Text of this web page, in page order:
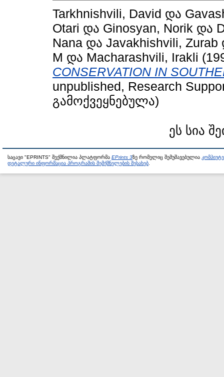
Tarkhnishvili, David და
Otari და Ginosyan, Norik და
Nana და Javakhishvili, Zurab
M და Macharashvili, Irakli
CONSERVATION IN
unpublished, Research
გამოქვეყნებულა)
ეს სია
საცავი "EPRINTS" შექმნილია პლატფორმა EPrints 3ზე რომელიც შემუშავებულია
დეტალური ინფორმაცია პროგრამის შემქმნელების შესახებ.